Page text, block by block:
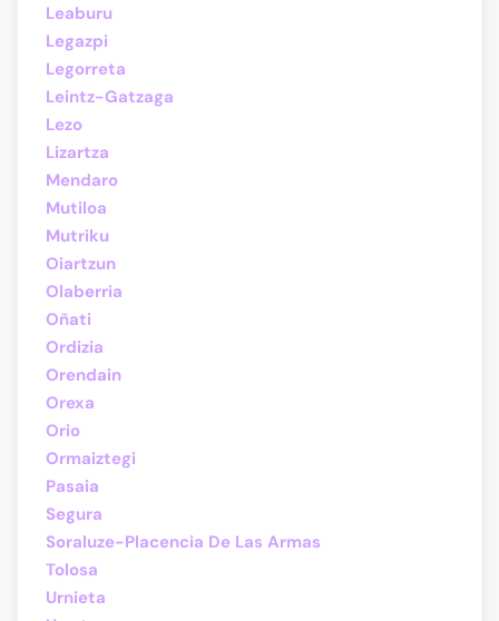
Leaburu
Legazpi
Legorreta
Leintz-Gatzaga
Lezo
Lizartza
Mendaro
Mutiloa
Mutriku
Oiartzun
Olaberria
Oñati
Ordizia
Orendain
Orexa
Orio
Ormaiztegi
Pasaia
Segura
Soraluze-Placencia De Las Armas
Tolosa
Urnieta